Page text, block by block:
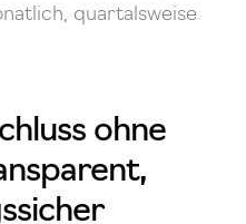
quartalsweise
ohne